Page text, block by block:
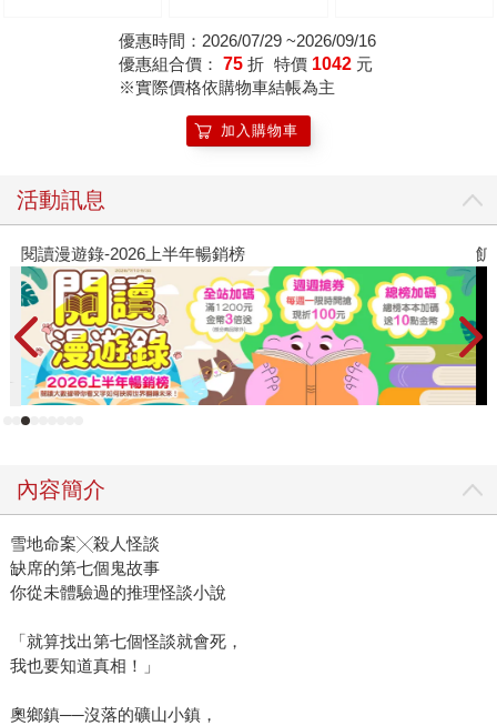
自然力量作祟，透過惡夢在暗中操控著他們的意識？ 除了
滿足恐怖小說迷期待的感官刺激之外，書中也觸及了現代社
群文化的陰暗面。當彩音僅僅只是因為一張照片而被全校群
起議論時，那種窒息感讓人聯想到日劇《三年A班》中壓抑的
校園霸凌氛圍。當流言開始擴散，人們下意識地選邊站，盲
可能成為散布未經證實的資訊，甚至傷害他人隱私的推手。
在螢幕的另一端，人人都能輕易成為評論者與審判者，而真
相早已被流言掩埋。 不過，這裡沒有《三年A班》裡試圖
導正一切的教育者，只有彩音和奏這兩位高中生。當他們面
對全校師生的冷暴力和質疑的眼光時，只能彼此依靠，一邊
試圖解讀惡夢的意義，一邊拼湊零碎的線索，隨著故事進入
下半場，節奏不斷加速，最終推向一個會嚇得讀者措手不
及、甚至感到「瘋狂」的反轉結局。這也難怪日本讀者看完
後紛紛直呼：「真的有夠瘋，既恐怖又懸疑。」 如果你是
員變共犯！）
優惠時間：2026/07/29 ~2026/09/16
優惠組合價： 75 折 特價 1042 元
※實際價格依購物車結帳為主
加入購物車
活動訊息
閱讀漫遊錄-2026上半年暢銷榜 飢
內容簡介
雪地命案╳殺人怪談
缺席的第七個鬼故事
你從未體驗過的推理怪談小說
「就算找出第七個怪談就會死，
我也要知道真相！」
奧鄉鎮──沒落的礦山小鎮，